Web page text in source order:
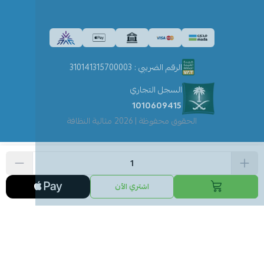
اشتري الآن
الحقوق محفوظة | 2026 مثالية النظافة
السجل التجاري
1010609415
الرقم الضريبي : 310141315700003